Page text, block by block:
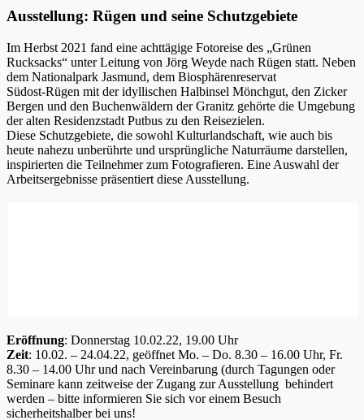
Ausstellung: Rügen und seine Schutzgebiete
Im Herbst 2021 fand eine achttägige Fotoreise des „Grünen
Rucksacks“ unter Leitung von Jörg Weyde nach Rügen statt. Neben
dem Nationalpark Jasmund, dem Biosphärenreservat
Südost-Rügen mit der idyllischen Halbinsel Mönchgut, den Zicker
Bergen und den Buchenwäldern der Granitz gehörte die Umgebung
der alten Residenzstadt Putbus zu den Reisezielen.
Diese Schutzgebiete, die sowohl Kulturlandschaft, wie auch bis
heute nahezu unberührte und ursprüngliche Naturräume darstellen,
inspirierten die Teilnehmer zum Fotografieren. Eine Auswahl der
Arbeitsergebnisse präsentiert diese Ausstellung.
Eröffnung: Donnerstag 10.02.22, 19.00 Uhr
Zeit: 10.02. – 24.04.22, geöffnet Mo. – Do. 8.30 – 16.00 Uhr, Fr.
8.30 – 14.00 Uhr und nach Vereinbarung (durch Tagungen oder
Seminare kann zeitweise der Zugang zur Ausstellung behindert
werden – bitte informieren Sie sich vor einem Besuch
sicherheitshalber bei uns!